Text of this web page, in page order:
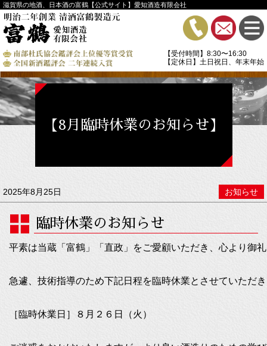
滋賀県の地酒、日本酒の富鶴【公式サイト】愛知酒造有限会社
【受付時間】8:30〜16:30
【定休日】土日祝日、年末年始
【8月臨時休業のお知らせ】
2025年8月25日 お知らせ
臨時休業のお知らせ
平素は当蔵「富鶴」「直政」をご愛顧いただき、心より御
急遽、技術指導のため下記日程を臨時休業とさせていただ
［臨時休業日］８月２６日（火）